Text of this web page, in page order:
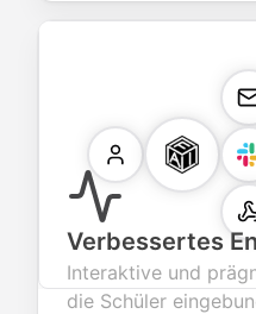
Verbessertes
Interaktive und
die Schüler